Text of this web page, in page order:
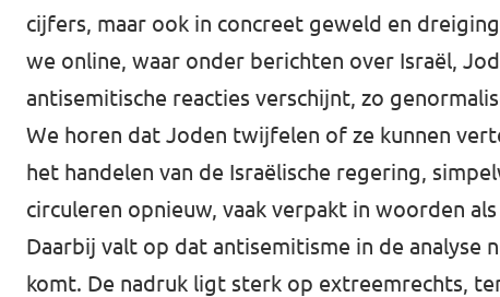
cijfers, maar ook in concreet geweld en
we online, waar onder berichten over Israël,
antisemitische reacties verschijnt, zo
We horen dat Joden twijfelen of ze kunnen
het handelen van de Israëlische regering,
circuleren opnieuw, vaak verpakt in woorden als
Daarbij valt op dat antisemitisme in de
komt. De nadruk ligt sterk op extreemrechts,